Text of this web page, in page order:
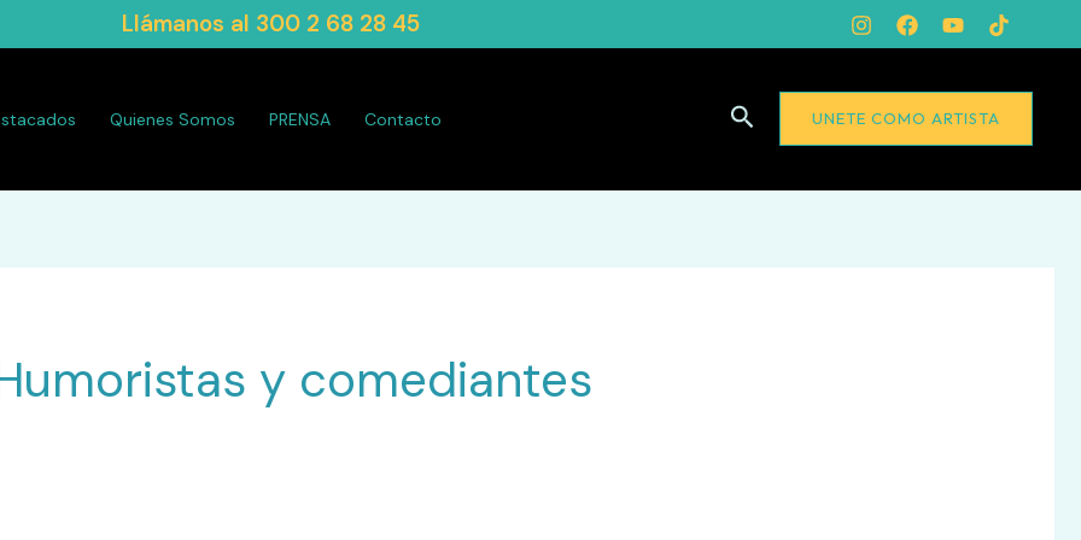
Llámanos al 300 2 68 28 45
Quienes Somos PRENSA Contacto Buscar UNETE COMO ARTISTA
y comediantes